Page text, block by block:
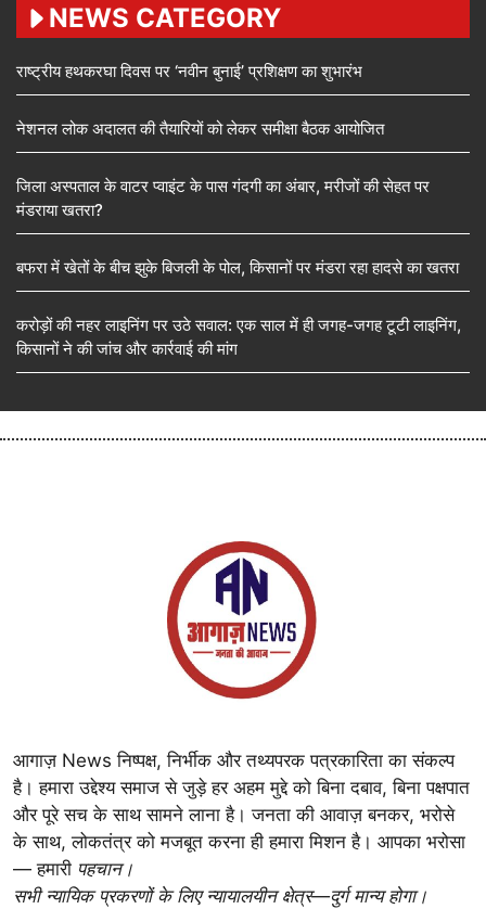
NEWS CATEGORY
राष्ट्रीय हथकरघा दिवस पर ‘नवीन बुनाई’ प्रशिक्षण का शुभारंभ
नेशनल लोक अदालत की तैयारियों को लेकर समीक्षा बैठक आयोजित
जिला अस्पताल के वाटर प्वाइंट के पास गंदगी का अंबार, मरीजों की सेहत पर
मंडराया खतरा?
बफरा में खेतों के बीच झुके बिजली के पोल, किसानों पर मंडरा रहा हादसे का खतरा
करोड़ों की नहर लाइनिंग पर उठे सवाल: एक साल में ही जगह-जगह टूटी लाइनिंग,
किसानों ने की जांच और कार्रवाई की मांग
आगाज़ News निष्पक्ष, निर्भीक और तथ्यपरक पत्रकारिता का संकल्प
है। हमारा उद्देश्य समाज से जुड़े हर अहम मुद्दे को बिना दबाव, बिना पक्षपात
और पूरे सच के साथ सामने लाना है। जनता की आवाज़ बनकर, भरोसे
के साथ, लोकतंत्र को मजबूत करना ही हमारा मिशन है। आपका भरोसा
— हमारी पहचान।
सभी न्यायिक प्रकरणों के लिए न्यायालयीन क्षेत्र—दुर्ग मान्य होगा।